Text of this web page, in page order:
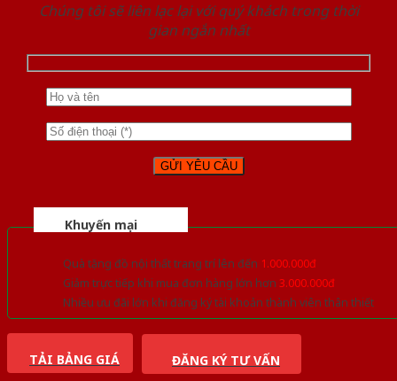
Chúng tôi sẽ liên lạc lại với quý khách trong thời
gian ngắn nhất
Khuyến mại
Quà tặng đồ nội thất trang trí lên đến 1.000.000đ
Giảm trực tiếp khi mua đơn hàng lớn hơn 3.000.000đ
Nhiều ưu đãi lớn khi đăng ký tài khoản thành viên thân thiết
TẢI BẢNG GIÁ ĐĂNG KÝ TƯ VẤN